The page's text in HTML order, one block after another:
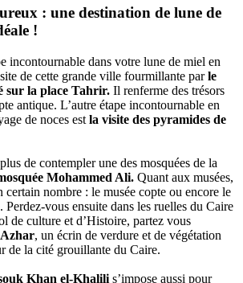
: une destination de lune de
!
incontournable dans votre lune de miel en
de cette grande ville fourmillante parle
sur la place Tahrir. Il renferme des trésors
antique. L’autre étape incontournable en
de noces est la visite des pyramides de
de contempler une des mosquées de la
Mohammed Ali. Quant aux musées,
nombre : le musée copte ou encore le
Perdez-vous ensuite dans les ruelles du Caire
de culture et d’Histoire, partez vous
, un écrin de verdure et de végétation
de la cité grouillante du Caire.
Khan el-Khalili s’impose aussi pour